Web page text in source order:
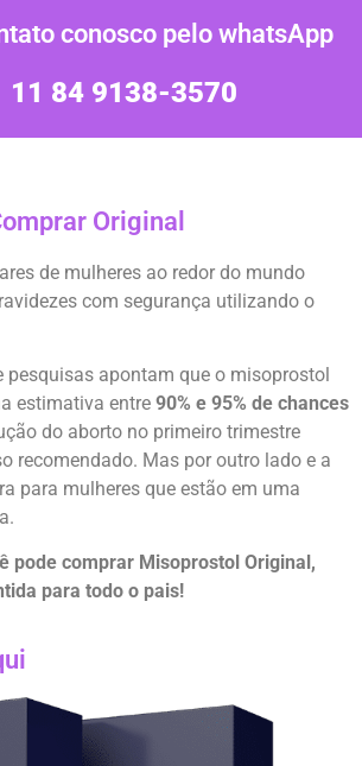
conosco pelo whatsApp
11 84 9138-3570
Original
de mulheres ao redor do mundo
com segurança utilizando o
pesquisas apontam que o misoprostol
estimativa entre 90% e 95% de chances
do aborto no primeiro trimestre
recomendado. Mas por outro lado e a
para mulheres que estão em uma
pode comprar Misoprostol Original,
para todo o pais!